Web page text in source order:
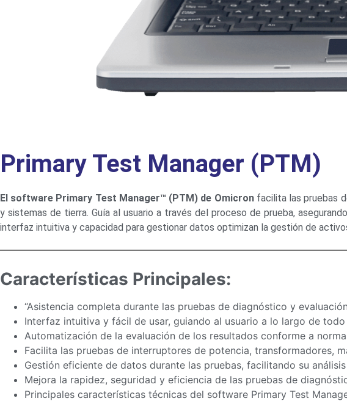
Primary Test Manager (PTM)
El software Primary Test Manager™ (PTM) de Omicronfacilita las pruebas
y sistemas de tierra. Guía al usuario a través del proceso de prueba,
interfaz intuitiva y capacidad para gestionar datos optimizan la gestión de
Características Principales:
“Asistencia completa durante las pruebas de diagnóstico y
Interfaz intuitiva y fácil de usar, guiando al usuario a lo largo de
Automatización de la evaluación de los resultados conforme a
Facilita las pruebas de interruptores de potencia, transformadores,
Gestión eficiente de datos durante las pruebas, facilitando su
Mejora la rapidez, seguridad y eficiencia de las pruebas de
Principales características técnicas del software Primary Test